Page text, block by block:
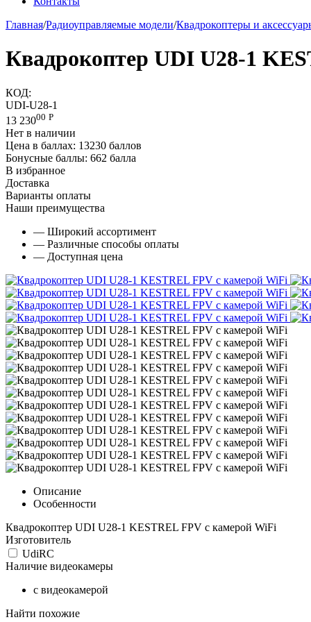
Главная/Радиоуправляемые модели/Квадрокоптеры и
Квадрокоптер UDI U28-1
КОД:
UDI-U28-1
13 23000 Р
Нет в наличии
Цена в баллах: 13230 баллов
Бонусные баллы: 662 балла
В избранное
Доставка
Варианты оплаты
Наши преимущества
— Широкий ассортимент
— Различные способы оплаты
— Доступная цена
Описание
Особенности
Квадрокоптер UDI U28-1 KESTREL FPV с камерой WiFi
Изготовитель
UdiRC
Наличие видеокамеры
с видеокамерой
Найти похожие